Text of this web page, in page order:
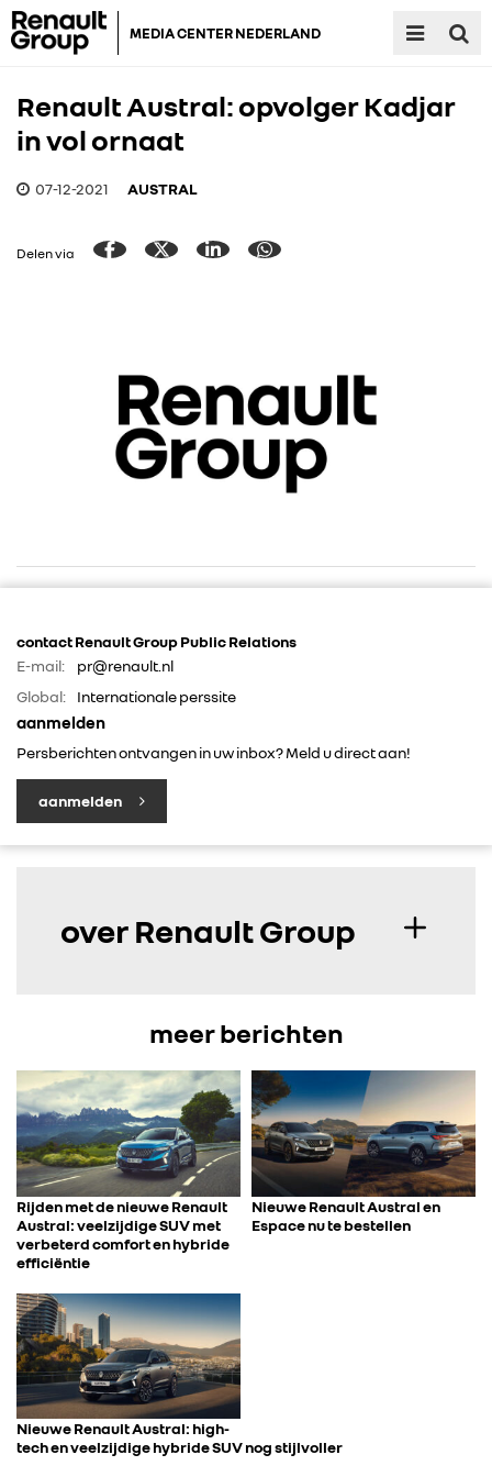
MEDIA CENTER NEDERLAND
RENAULT GROUP
RENAULT
DACIA
ALLIANCE
IN DE MEDIA
CONTACT
Renault Austral: opvolger Kadjar
in vol ornaat
07-12-2021 AUSTRAL
Delen via
contact Renault Group Public Relations
E-mail:
pr@renault.nl
Global:
Internationale perssite
aanmelden
Persberichten ontvangen in uw inbox? Meld u direct aan!
aanmelden
over Renault Group
meer berichten
Rijden met de nieuwe Renault
Austral: veelzijdige SUV met
verbeterd comfort en hybride
efficiëntie
Nieuwe Renault Austral en
Espace nu te bestellen
Nieuwe Renault Austral: high-
tech en veelzijdige hybride SUV nog stijlvoller